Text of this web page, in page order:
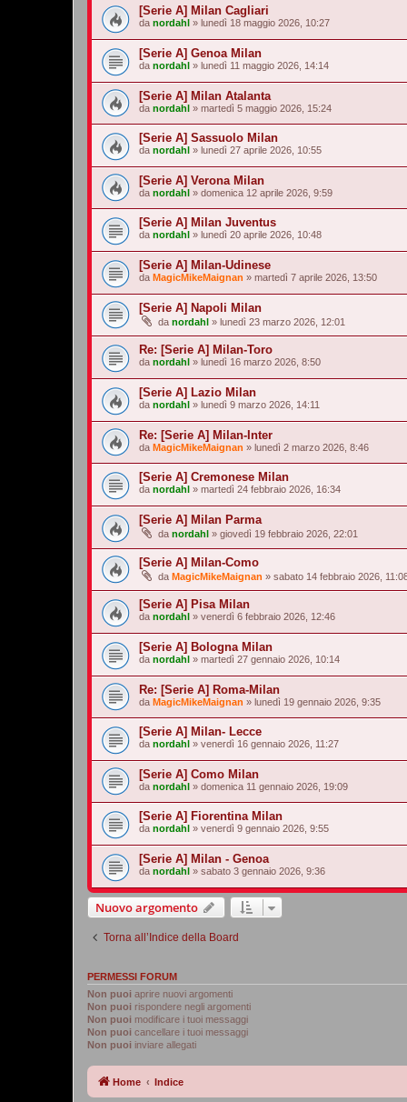
[Serie A] Milan Cagliari
da nordahl » lunedì 18 maggio 2026, 10:27
[Serie A] Genoa Milan
da nordahl » lunedì 11 maggio 2026, 14:14
[Serie A] Milan Atalanta
da nordahl » martedì 5 maggio 2026, 15:24
[Serie A] Sassuolo Milan
da nordahl » lunedì 27 aprile 2026, 10:55
[Serie A] Verona Milan
da nordahl » domenica 12 aprile 2026, 9:59
[Serie A] Milan Juventus
da nordahl » lunedì 20 aprile 2026, 10:48
[Serie A] Milan-Udinese
da MagicMikeMaignan » martedì 7 aprile 2026, 13:50
[Serie A] Napoli Milan
da nordahl » lunedì 23 marzo 2026, 12:01
Re: [Serie A] Milan-Toro
da nordahl » lunedì 16 marzo 2026, 8:50
[Serie A] Lazio Milan
da nordahl » lunedì 9 marzo 2026, 14:11
Re: [Serie A] Milan-Inter
da MagicMikeMaignan » lunedì 2 marzo 2026, 8:46
[Serie A] Cremonese Milan
da nordahl » martedì 24 febbraio 2026, 16:34
[Serie A] Milan Parma
da nordahl » giovedì 19 febbraio 2026, 22:01
[Serie A] Milan-Como
da MagicMikeMaignan » sabato 14 febbraio 2026,
[Serie A] Pisa Milan
da nordahl » venerdì 6 febbraio 2026, 12:46
[Serie A] Bologna Milan
da nordahl » martedì 27 gennaio 2026, 10:14
Re: [Serie A] Roma-Milan
da MagicMikeMaignan » lunedì 19 gennaio 2026, 9:35
[Serie A] Milan- Lecce
da nordahl » venerdì 16 gennaio 2026, 11:27
[Serie A] Como Milan
da nordahl » domenica 11 gennaio 2026, 19:09
[Serie A] Fiorentina Milan
da nordahl » venerdì 9 gennaio 2026, 9:55
[Serie A] Milan - Genoa
da nordahl » sabato 3 gennaio 2026, 9:36
Nuovo argomento
Torna all’Indice della Board
PERMESSI FORUM
Non puoi aprire nuovi argomenti
Non puoi rispondere negli argomenti
Non puoi modificare i tuoi messaggi
Non puoi cancellare i tuoi messaggi
Non puoi inviare allegati
Home Indice